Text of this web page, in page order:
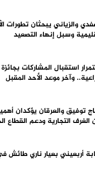
والزياني يبحثان تطورات
وسبل إنهاء التصعيد
استقبال المشاركات
وآخر موعد الأحد المقبل
توفيق والعرقان يؤكدان
الغرف التجارية ودعم القطاع
أربعيني بعيار ناري طائش